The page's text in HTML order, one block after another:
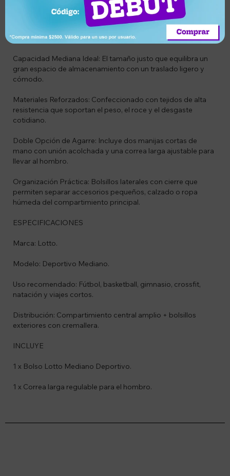
durabilidad y versatilidad para el uso diario o escapadas de
fin de semana.
CARACTERÍSTICAS
Capacidad Mediana Ideal: El tamaño justo que equilibra un
gran espacio de almacenamiento con un traslado ligero y
cómodo.
Materiales Reforzados: Confeccionado con tejidos de alta
resistencia que soportan el peso, el roce y el desgaste
cotidiano.
Doble Opción de Agarre: Incluye dos manijas cortas de
mano con unión acolchada y una correa larga ajustable para
llevar al hombro.
Organización Práctica: Bolsillos laterales con cierre que
permiten separar accesorios pequeños, calzado o ropa
húmeda del compartimiento principal.
ESPECIFICACIONES
Marca: Lotto.
Modelo: Deportivo Mediano.
Uso recomendado: Fútbol, basketball, gimnasio, crossfit,
natación y viajes cortos.
Distribución: Compartimiento central amplio + bolsillos
exteriores con cremallera.
INCLUYE
1 x Bolso Lotto Mediano Deportivo.
1 x Correa larga regulable para el hombro.